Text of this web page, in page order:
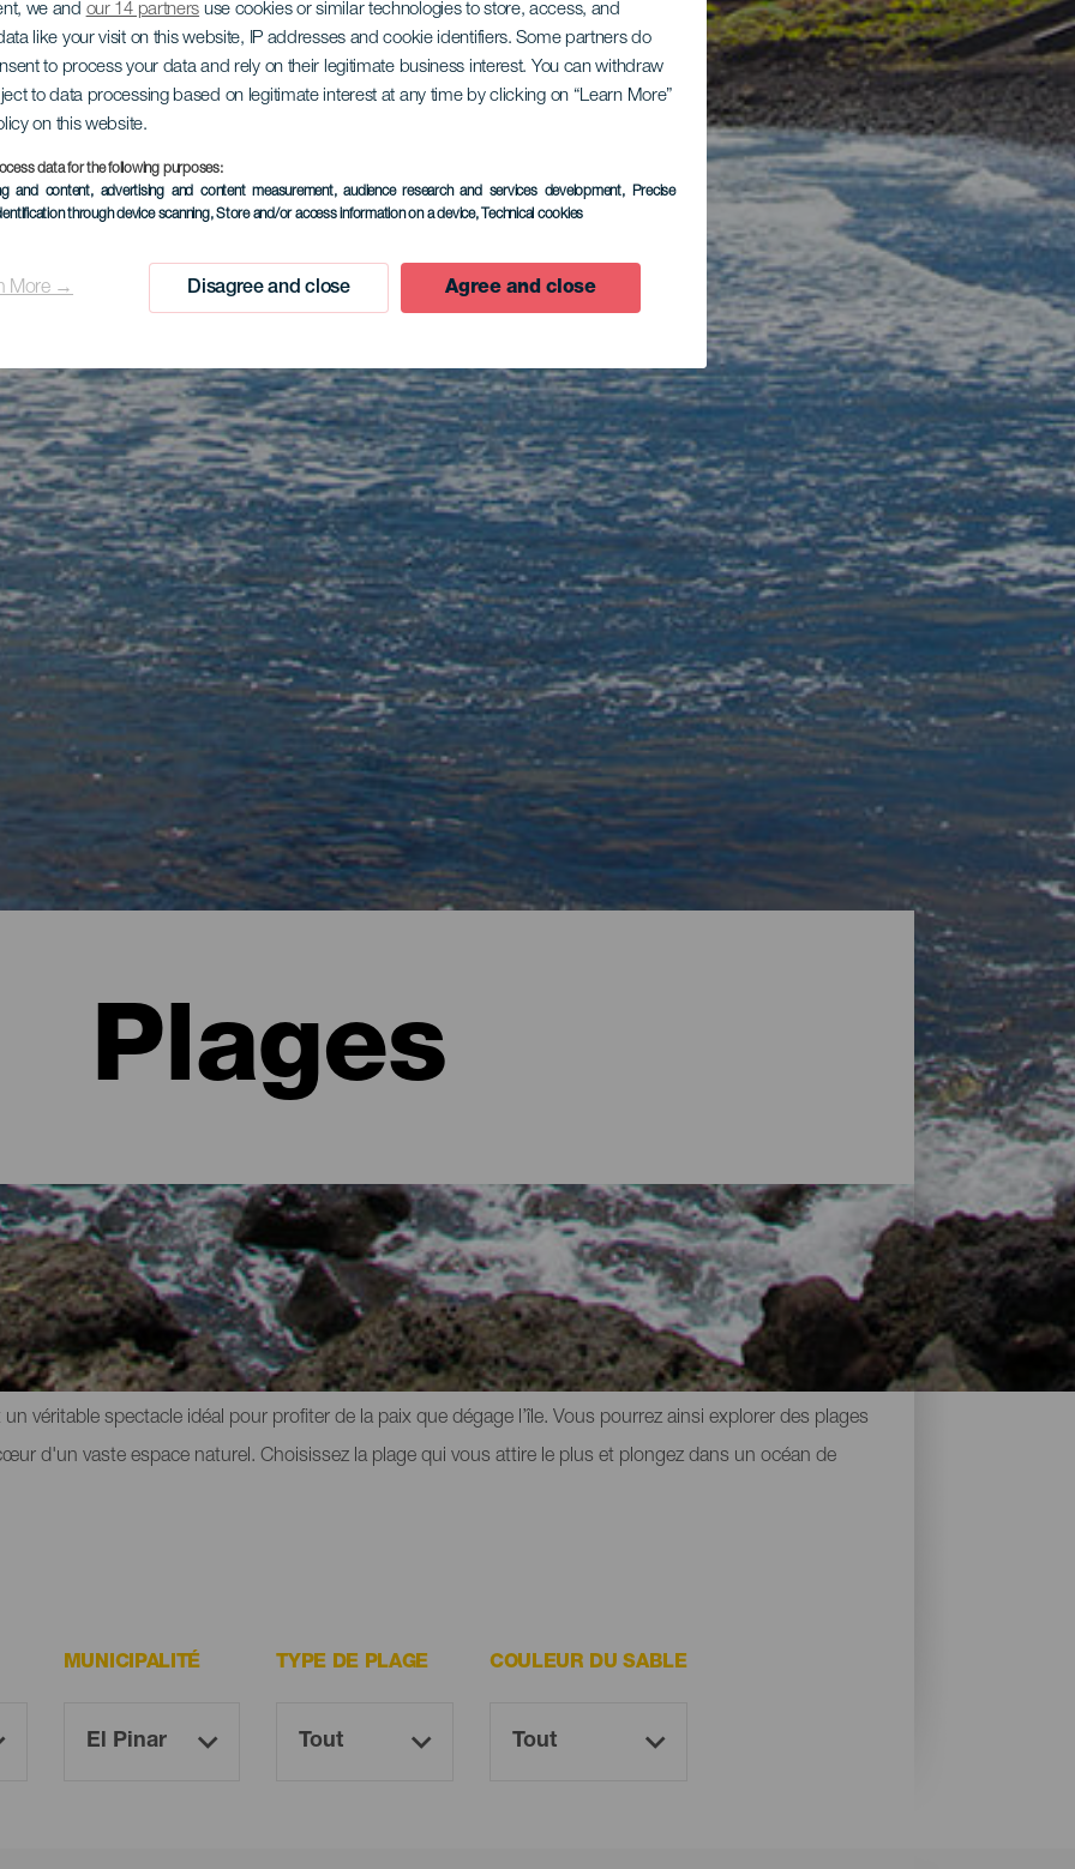
we and our 14 partners use cookies or similar technologies to store, access, and
like your visit on this website, IP addresses and cookie identifiers. Some partners do
to process your data and rely on their legitimate business interest. You can withdraw
to data processing based on legitimate interest at any time by clicking on “Learn More”
on this website.
data for the following purposes:
and content, advertising and content measurement, audience research and services development, Precise
through device scanning, Store and/or access information on a device, Technical cookies
More → Disagree and close Agree and close
Plages
Hierro
à des paysages envoûtants, à découvrir à pied, sous l’eau ou dans les airs. Bien qu’elles soient peu
véritable spectacle idéal pour profiter de la paix que dégage l’île. Vous pourrez ainsi explorer des plages
d'un vaste espace naturel. Choisissez la plage qui vous attire le plus et plongez dans un océan de
MUNICIPALITÉ TYPE DE PLAGE COULEUR DU SABLE